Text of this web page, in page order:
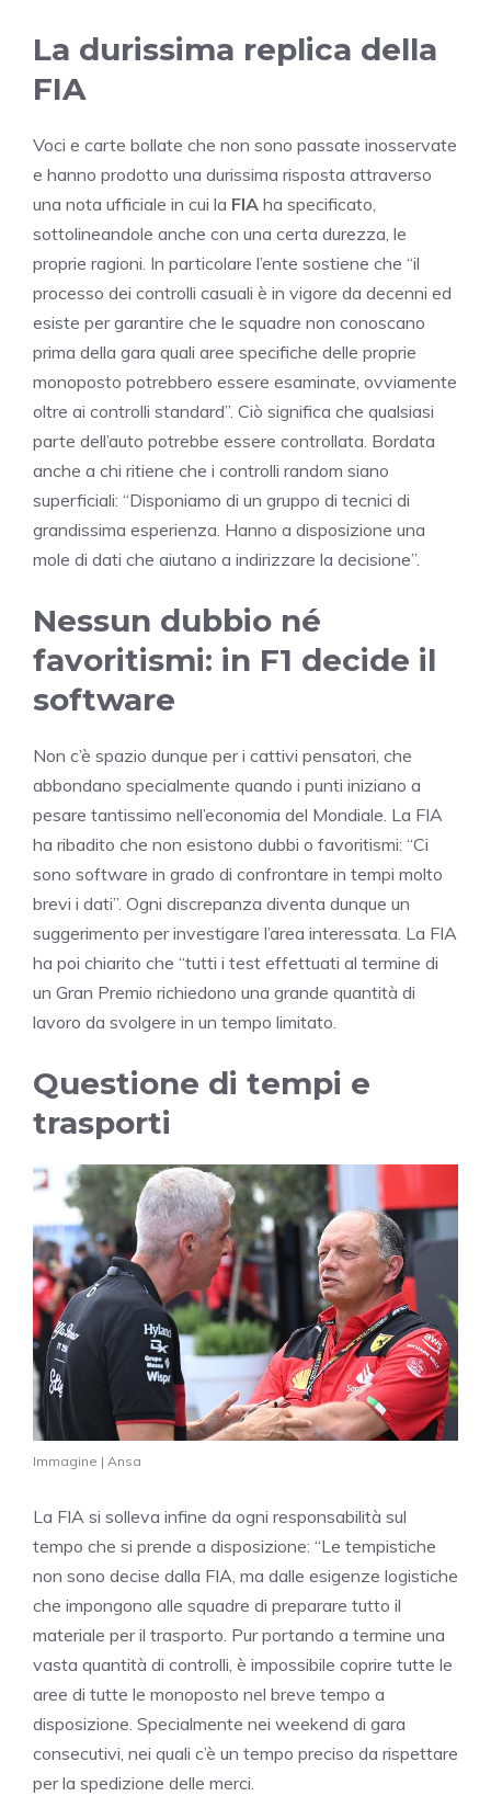
La durissima replica della
FIA
Voci e carte bollate che non sono passate inosservate
e hanno prodotto una durissima risposta attraverso
una nota ufficiale in cui la FIA ha specificato,
sottolineandole anche con una certa durezza, le
proprie ragioni. In particolare l’ente sostiene che “il
processo dei controlli casuali è in vigore da decenni ed
esiste per garantire che le squadre non conoscano
prima della gara quali aree specifiche delle proprie
monoposto potrebbero essere esaminate, ovviamente
oltre ai controlli standard”. Ciò significa che qualsiasi
parte dell’auto potrebbe essere controllata. Bordata
anche a chi ritiene che i controlli random siano
superficiali: “Disponiamo di un gruppo di tecnici di
grandissima esperienza. Hanno a disposizione una
mole di dati che aiutano a indirizzare la decisione”.
Nessun dubbio né
favoritismi: in F1 decide il
software
Non c’è spazio dunque per i cattivi pensatori, che
abbondano specialmente quando i punti iniziano a
pesare tantissimo nell’economia del Mondiale. La FIA
ha ribadito che non esistono dubbi o favoritismi: “Ci
sono software in grado di confrontare in tempi molto
brevi i dati”. Ogni discrepanza diventa dunque un
suggerimento per investigare l’area interessata. La FIA
ha poi chiarito che “tutti i test effettuati al termine di
un Gran Premio richiedono una grande quantità di
lavoro da svolgere in un tempo limitato.
Questione di tempi e
trasporti
Immagine | Ansa
La FIA si solleva infine da ogni responsabilità sul
tempo che si prende a disposizione: “Le tempistiche
non sono decise dalla FIA, ma dalle esigenze logistiche
che impongono alle squadre di preparare tutto il
materiale per il trasporto. Pur portando a termine una
vasta quantità di controlli, è impossibile coprire tutte le
aree di tutte le monoposto nel breve tempo a
disposizione. Specialmente nei weekend di gara
consecutivi, nei quali c’è un tempo preciso da rispettare
per la spedizione delle merci.